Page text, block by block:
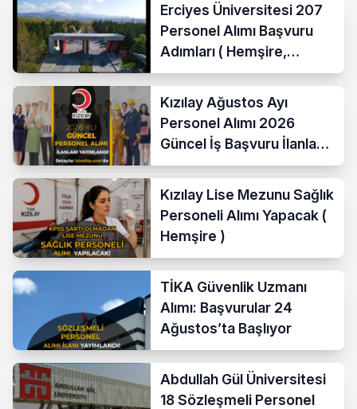
Erciyes Üniversitesi 207
Personel Alımı Başvuru
Adımları ( Hemşire,
Temizlik Personeli )
Kızılay Ağustos Ayı
Personel Alımı 2026
Güncel İş Başvuru İlanları
Yayımladı!
Kızılay Lise Mezunu Sağlık
Personeli Alımı Yapacak (
Hemşire )
TİKA Güvenlik Uzmanı
Alımı: Başvurular 24
Ağustos’ta Başlıyor
Abdullah Gül Üniversitesi
18 Sözleşmeli Personel